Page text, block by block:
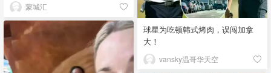
蒙城汇
球星为吃顿韩式烤肉，误闯加拿
大！
vansky温哥华天空